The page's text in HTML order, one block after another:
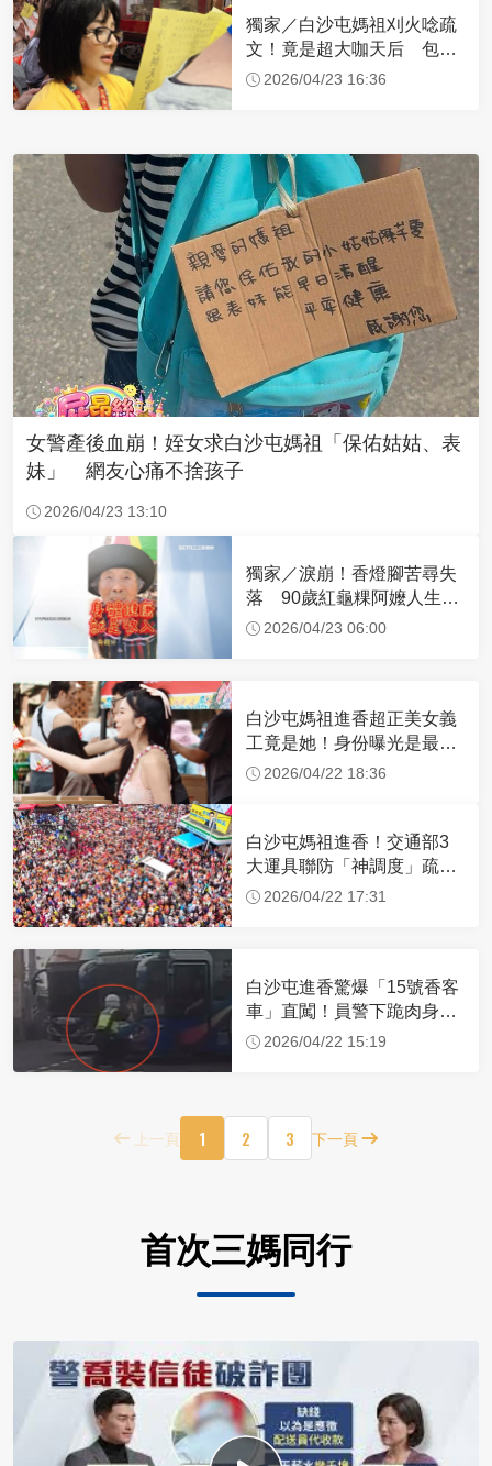
獨家／白沙屯媽祖刈火唸疏
文！竟是超大咖天后 包尿
布忍尿5小時不喊累
2026/04/23 16:36
女警產後血崩！姪女求白沙屯媽祖「保佑姑姑、表
妹」 網友心痛不捨孩子
2026/04/23 13:10
獨家／淚崩！香燈腳苦尋失
落 90歲紅龜粿阿嬤人生謝
幕2026/04/23 06:00
白沙屯媽祖進香超正美女義
工竟是她！身份曝光是最美
禮生 一輩子不結婚
2026/04/22 18:36
白沙屯媽祖進香！交通部3
大運具聯防「神調度」疏運
32.1萬創新高
2026/04/22 17:31
白沙屯進香驚爆「15號香客
車」直闖！員警下跪肉身擋
車：讓行人先過
2026/04/22 15:19
上一頁 1 2 3 下一頁
首次三媽同行